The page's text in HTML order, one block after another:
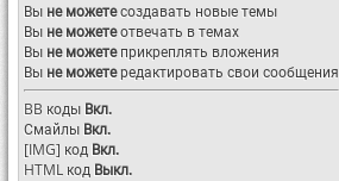
Вы не можетесоздавать новые темы
Вы не можетеотвечать в темах
Вы не можетеприкреплять вложения
Вы не можетередактировать свои сообщения
BB коды Вкл.
Смайлы Вкл.
[IMG] код Вкл.
HTML код Выкл.